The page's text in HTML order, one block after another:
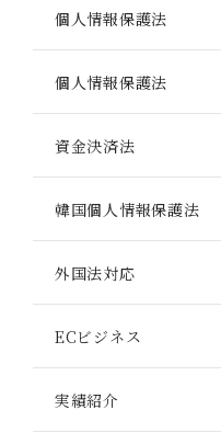
個人情報保護法
個人情報保護法
資金決済法
韓国個人情報保護法
外国法対応
ECビジネス
実績紹介